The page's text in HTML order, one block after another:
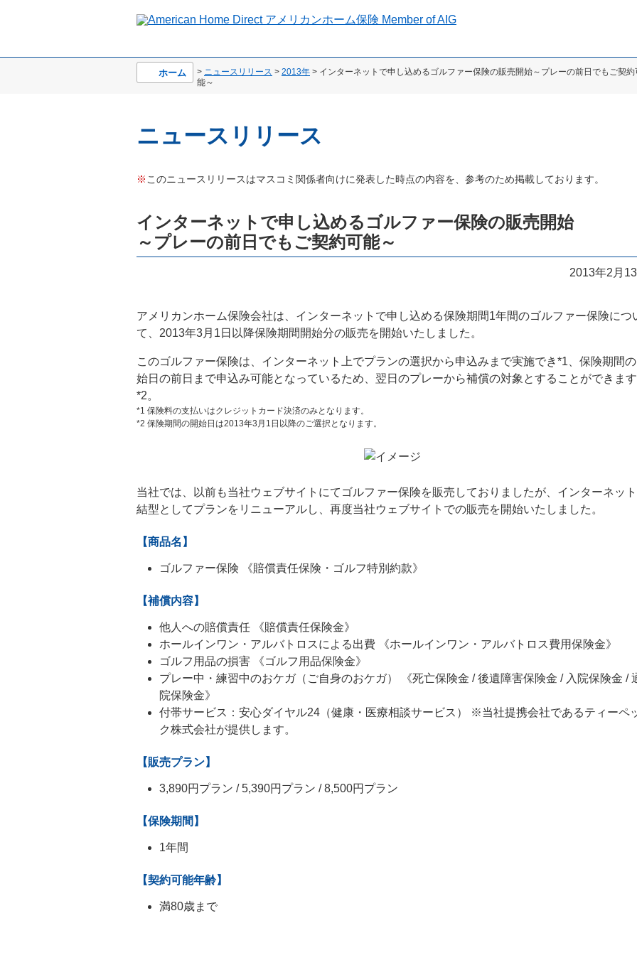
ホーム > ニュースリリース > 2013年 > インターネットで申し込めるゴルファー保険の販売開始～プレーの前日でもご契約
能～
ニュースリリース
※ このニュースリリースはマスコミ関係者向けに発表した時点の内容を、参考のため掲載しております。
インターネットで申し込めるゴルファー保険の販売開始
～プレーの前日でもご契約可能～
2013年2月
アメリカンホーム保険会社は、インターネットで申し込める保険期間1年間のゴルファー保険につ
て、2013年3月1日以降保険期間開始分の販売を開始いたしました。
このゴルファー保険は、インターネット上でプランの選択から申込みまで実施でき*1、保険期間
始日の前日まで申込み可能となっているため、翌日のプレーから補償の対象とすることができます
*2。
*1 保険料の支払いはクレジットカード決済のみとなります。
*2 保険期間の開始日は2013年3月1日以降のご選択となります。
当社では、以前も当社ウェブサイトにてゴルファー保険を販売しておりましたが、インターネッ
結型としてプランをリニューアルし、再度当社ウェブサイトでの販売を開始いたしました。
【商品名】
ゴルファー保険 《賠償責任保険・ゴルフ特別約款》
【補償内容】
他人への賠償責任 《賠償責任保険金》
ホールインワン・アルバトロスによる出費 《ホールインワン・アルバトロス費用保険金》
ゴルフ用品の損害 《ゴルフ用品保険金》
プレー中・練習中のおケガ（ご自身のおケガ） 《死亡保険金 / 後遺障害保険金 / 入院保険金 /
院保険金》
付帯サービス：安心ダイヤル24（健康・医療相談サービス） ※当社提携会社であるティーペ
ク株式会社が提供します。
【販売プラン】
3,890円プラン / 5,390円プラン / 8,500円プラン
【保険期間】
1年間
【契約可能年齢】
満80歳まで